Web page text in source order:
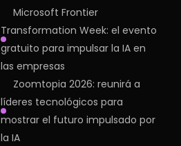
Microsoft Frontier
Transformation Week: el evento
gratuito para impulsar la IA en
las empresas
Zoomtopia 2026: reunirá a
líderes tecnológicos para
mostrar el futuro impulsado por
la IA